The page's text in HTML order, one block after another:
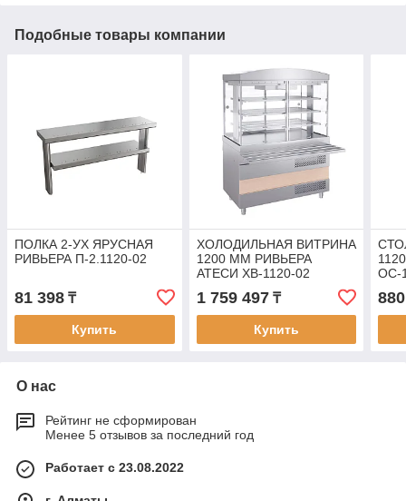
Подобные товары компании
ПОЛКА 2-УХ ЯРУСНАЯ
РИВЬЕРА П-2.1120-02
81 398 ₸
Купить
ХОЛОДИЛЬНАЯ ВИТРИНА
1200 ММ РИВЬЕРА
АТЕСИ ХВ-1120-02
1 759 497₸
Купить
ОС-
О нас
Рейтинг не сформирован
Менее 5 отзывов за последний год
Работает с 23.08.2022